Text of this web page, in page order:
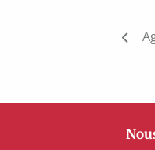
Navigation